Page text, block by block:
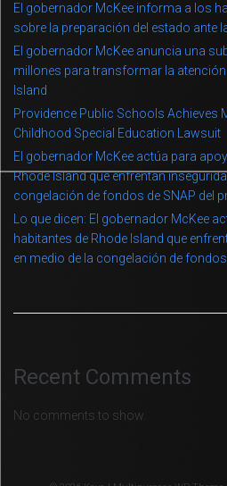
El gobernador McKee informa a los
sobre la preparación del estado ante
El gobernador McKee anuncia una
millones para transformar la
Island
Providence Public Schools Achieves
Childhood Special Education Lawsuit
El gobernador McKee actúa para
Rhode Island que enfrentan
congelación de fondos de SNAP del
Lo que dicen: El gobernador McKee
habitantes de Rhode Island que
en medio de la congelación de
Recent Comments
No comments to show.